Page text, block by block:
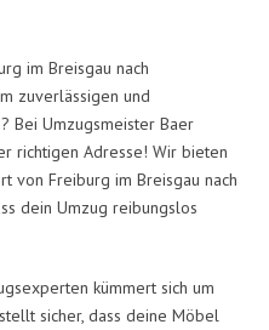
im Breisgau nach
zuverlässigen und
Bei Umzugsmeister Baer
richtigen Adresse! Wir bieten
von Freiburg im Breisgau nach
dein Umzug reibungslos
kümmert sich um
sicher, dass deine Möbel